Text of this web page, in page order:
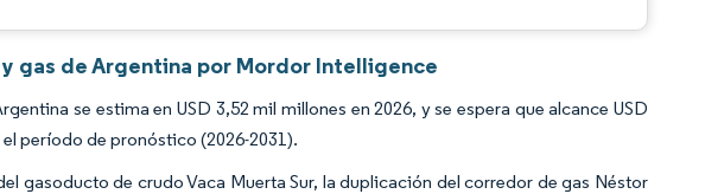
gas de Argentina por Mordor Intelligence
se estima en USD 3,52 mil millones en 2026, y se espera que alcance USD
período de pronóstico (2026-2031).
gasoducto de crudo Vaca Muerta Sur, la duplicación del corredor de gas Néstor